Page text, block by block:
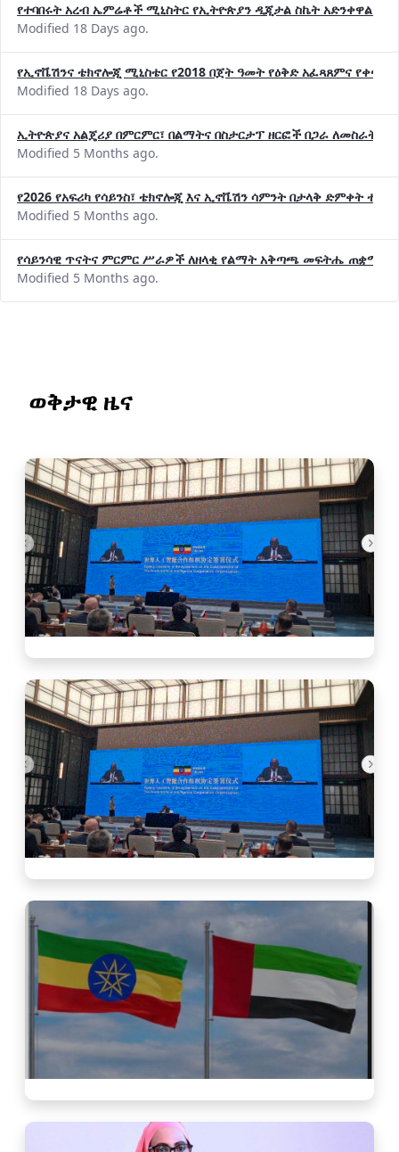
የተባበሩት አረብ ኤምሬቶች ሚኒስትር የኢትዮጵያን ዲጂታል ስኬት አድንቀዋል
Modified 18 Days ago.
የኢኖቬሽንና ቴክኖሎጂ ሚኒስቴር የ2018 በጀት ዓመት የዕቅድ አፈጻጸምና
Modified 18 Days ago.
ኢትዮጵያና አልጄሪያ በምርምር፣ በልማትና በስታርታፕ ዘርፎች በጋራ ለመስራት
Modified 5 Months ago.
የ2026 የአፍሪካ የሳይንስ፣ ቴክኖሎጂ እና ኢኖቬሽን ሳምንት በታላቅ ድምቀት
Modified 5 Months ago.
የሳይንሳዊ ጥናትና ምርምር ሥራዎች ለዘላቂ የልማት አቅጣጫ መፍትሔ ጠቋሚ
Modified 5 Months ago.
ወቅታዊ ዜና